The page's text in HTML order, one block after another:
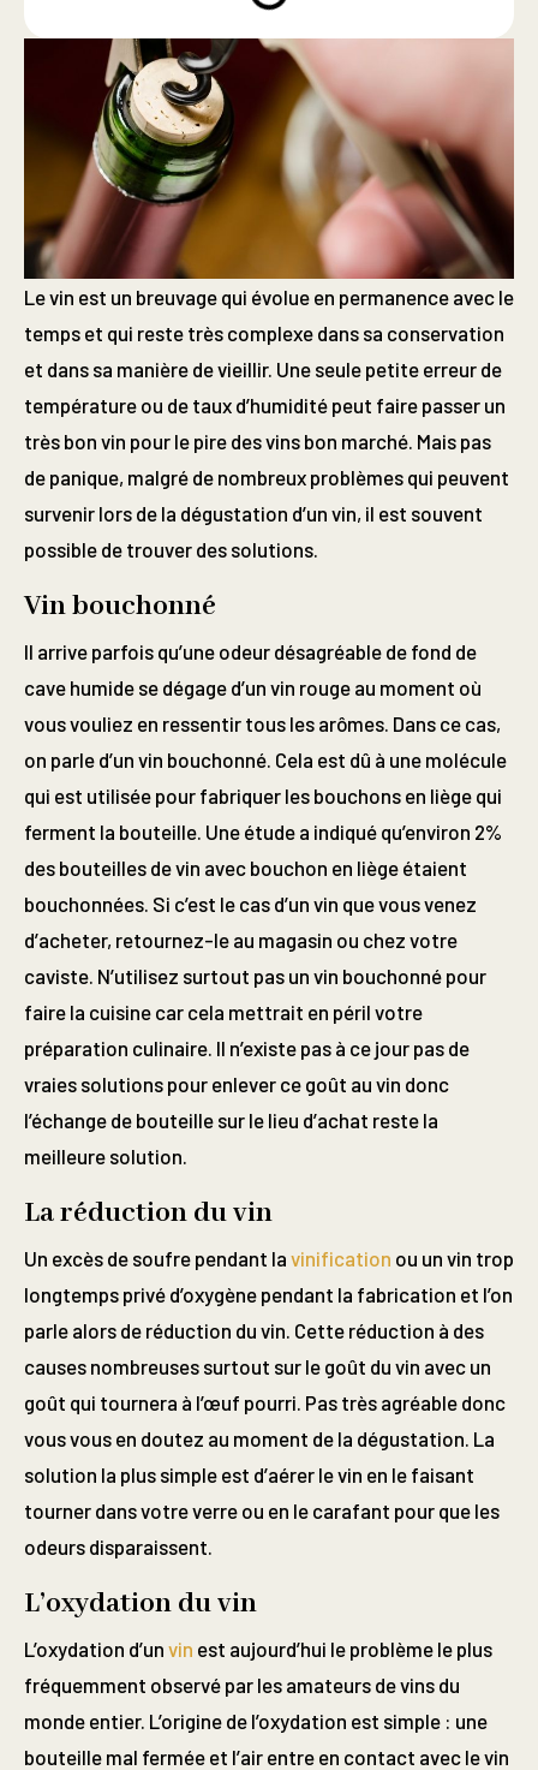
Le vin est un breuvage qui évolue en permanence avec le
temps et qui reste très complexe dans sa conservation
et dans sa manière de vieillir. Une seule petite erreur de
température ou de taux d’humidité peut faire passer un
très bon vin pour le pire des vins bon marché. Mais pas
de panique, malgré de nombreux problèmes qui peuvent
survenir lors de la dégustation d’un vin, il est souvent
possible de trouver des solutions.
Vin bouchonné
Il arrive parfois qu’une odeur désagréable de fond de
cave humide se dégage d’un vin rouge au moment où
vous vouliez en ressentir tous les arômes. Dans ce cas,
on parle d’un vin bouchonné. Cela est dû à une molécule
qui est utilisée pour fabriquer les bouchons en liège qui
ferment la bouteille. Une étude a indiqué qu’environ 2%
des bouteilles de vin avec bouchon en liège étaient
bouchonnées. Si c’est le cas d’un vin que vous venez
d’acheter, retournez-le au magasin ou chez votre
caviste. N’utilisez surtout pas un vin bouchonné pour
faire la cuisine car cela mettrait en péril votre
préparation culinaire. Il n’existe pas à ce jour pas de
vraies solutions pour enlever ce goût au vin donc
l’échange de bouteille sur le lieu d’achat reste la
meilleure solution.
La réduction du vin
Un excès de soufre pendant la vinification ou un vin trop
longtemps privé d’oxygène pendant la fabrication et l’on
parle alors de réduction du vin. Cette réduction à des
causes nombreuses surtout sur le goût du vin avec un
goût qui tournera à l’œuf pourri. Pas très agréable donc
vous vous en doutez au moment de la dégustation. La
solution la plus simple est d’aérer le vin en le faisant
tourner dans votre verre ou en le carafant pour que les
odeurs disparaissent.
L’oxydation du vin
L’oxydation d’un vin est aujourd’hui le problème le plus
fréquemment observé par les amateurs de vins du
monde entier. L’origine de l’oxydation est simple : une
bouteille mal fermée et l’air entre en contact avec le vin